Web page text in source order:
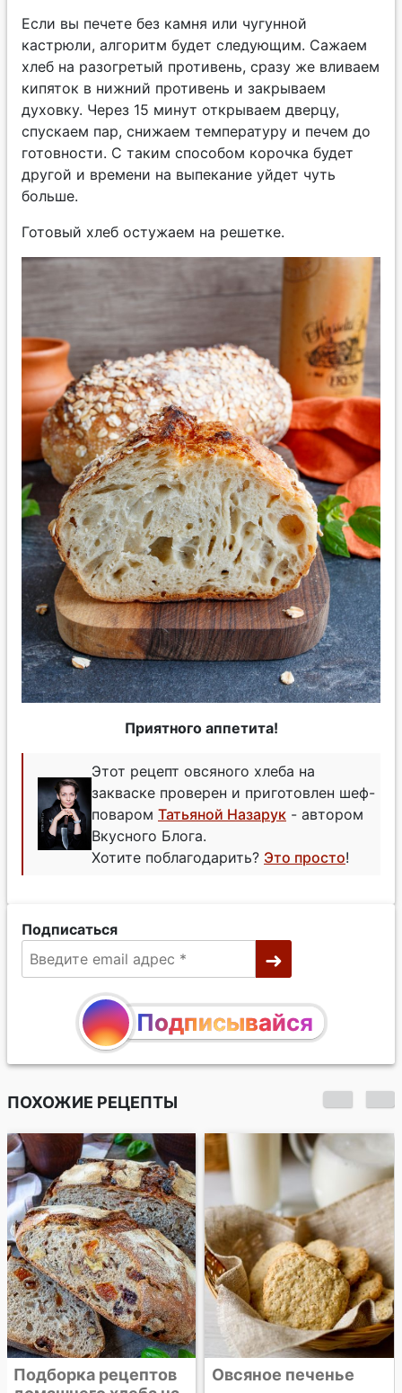
Если вы печете без камня или чугунной
кастрюли, алгоритм будет следующим. Сажаем
хлеб на разогретый противень, сразу же вливаем
кипяток в нижний противень и закрываем
духовку. Через 15 минут открываем дверцу,
спускаем пар, снижаем температуру и печем до
готовности. С таким способом корочка будет
другой и времени на выпекание уйдет чуть
больше.
Готовый хлеб остужаем на решетке.
Приятного аппетита!
Этот рецепт овсяного хлеба на
закваске проверен и приготовлен шеф-
поваром Татьяной Назарук - автором
Вкусного Блога.
Хотите поблагодарить? Это просто!
Подписаться
Подписывайся
ПОХОЖИЕ РЕЦЕПТЫ
Овсяное печенье
Бананово-овсяные
панкейки